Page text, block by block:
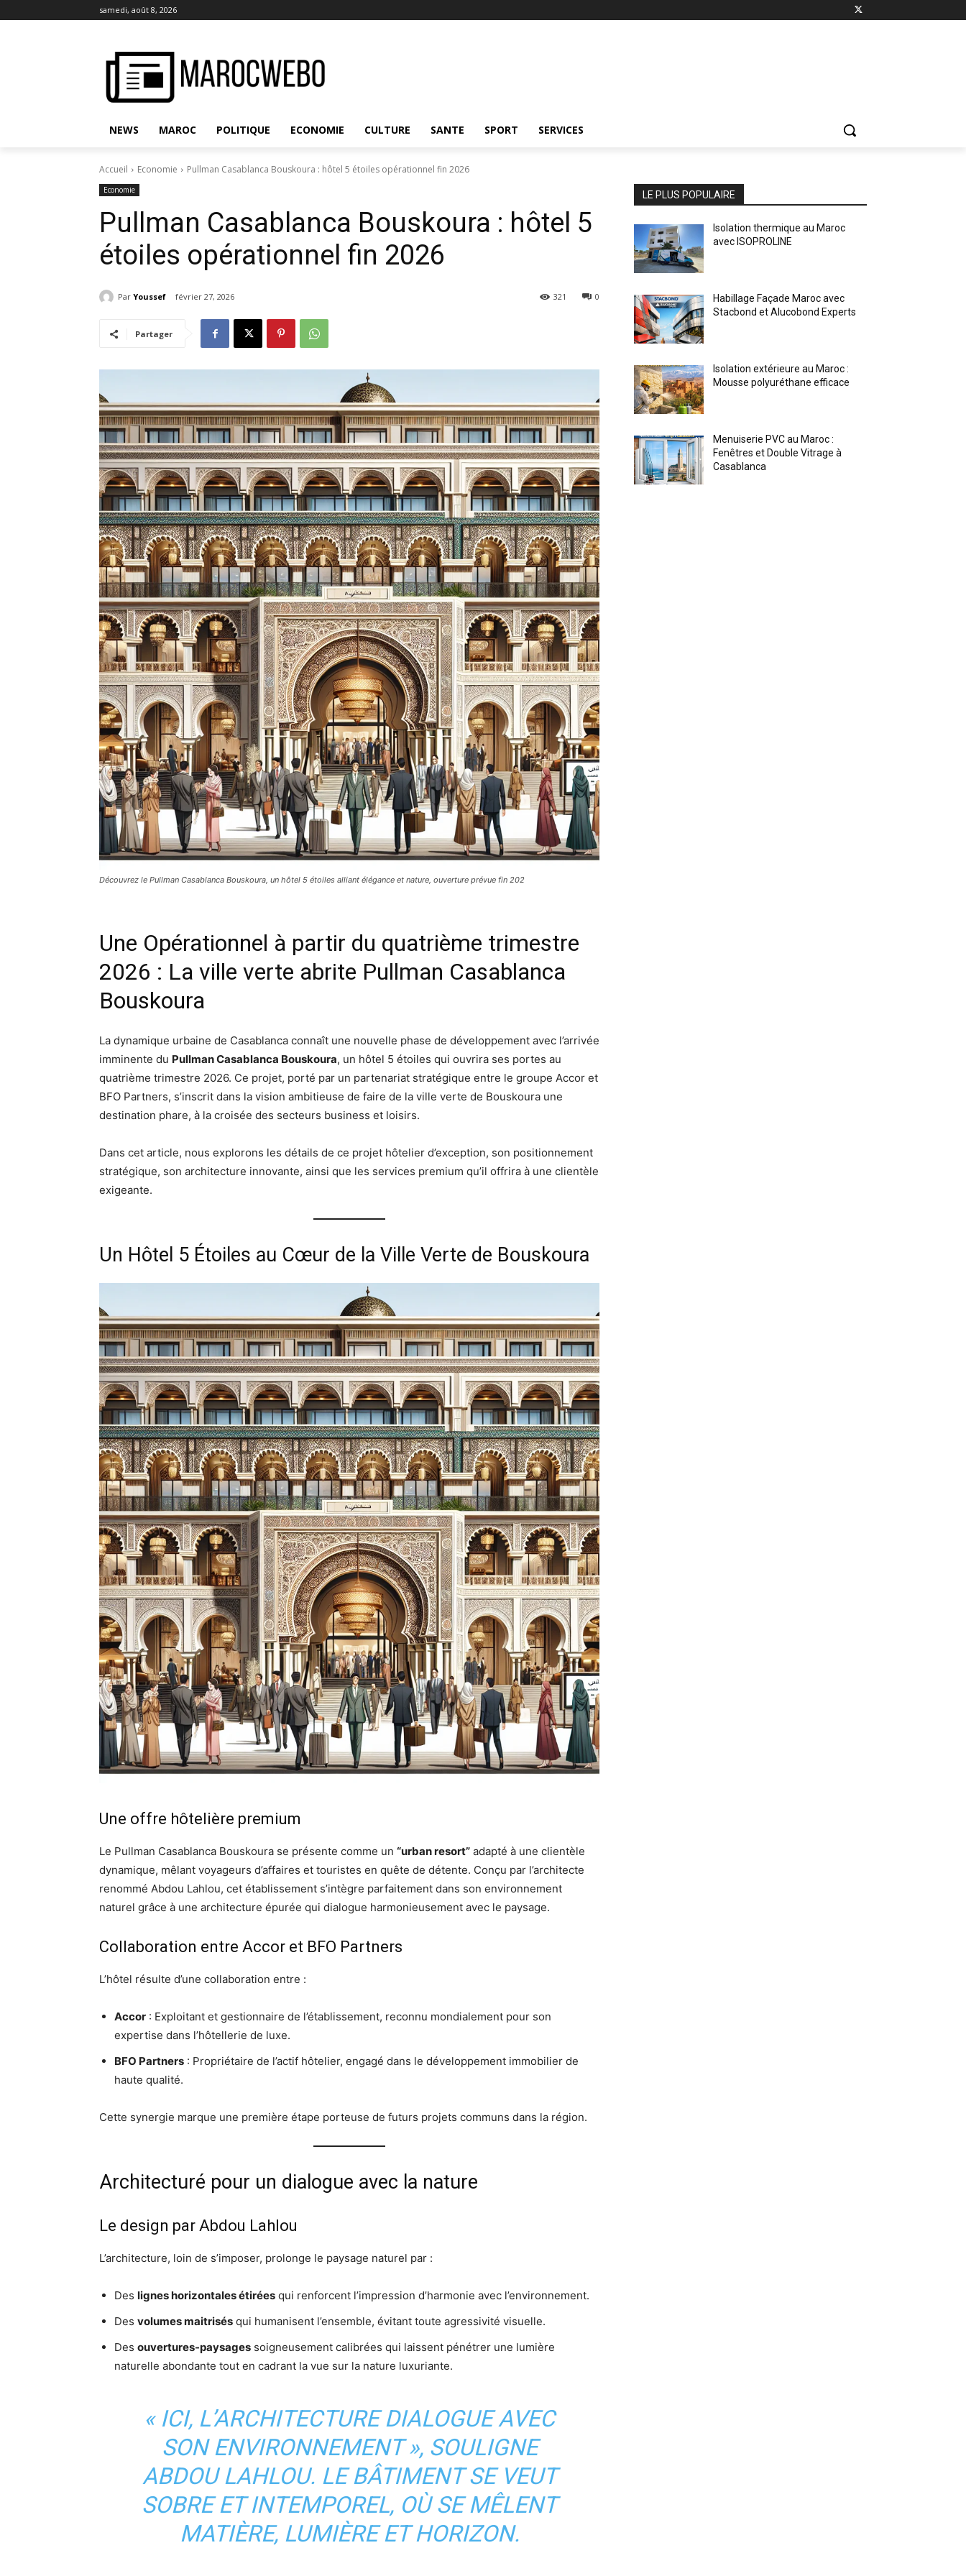
samedi, août 8, 2026
NEWS MAROC POLITIQUE ECONOMIE CULTURE SANTE SPORT SERVICES
Accueil Economie Pullman Casablanca Bouskoura : hôtel 5 étoiles opérationnel fin 2026
Economie
Pullman Casablanca Bouskoura : hôtel 5
étoiles opérationnel fin 2026
Par Youssef février 27, 2026 0
321
Partager
Découvrez le Pullman Casablanca Bouskoura, un hôtel 5 étoiles alliant élégance et nature, ouverture prévue fin 202
Une Opérationnel à partir du quatrième trimestre
2026 : La ville verte abrite Pullman Casablanca
Bouskoura
La dynamique urbaine de Casablanca connaît une nouvelle phase de développement avec l’arrivée
imminente du Pullman Casablanca Bouskoura, un hôtel 5 étoiles qui ouvrira ses portes au
quatrième trimestre 2026. Ce projet, porté par un partenariat stratégique entre le groupe Accor et
BFO Partners, s’inscrit dans la vision ambitieuse de faire de la ville verte de Bouskoura une
destination phare, à la croisée des secteurs business et loisirs.
Dans cet article, nous explorons les détails de ce projet hôtelier d’exception, son positionnement
stratégique, son architecture innovante, ainsi que les services premium qu’il offrira à une clientèle
exigeante.
Un Hôtel 5 Étoiles au Cœur de la Ville Verte de Bouskoura
Une offre hôtelière premium
Le Pullman Casablanca Bouskoura se présente comme un “urban resort” adapté à une clientèle
dynamique, mêlant voyageurs d’affaires et touristes en quête de détente. Conçu par l’architecte
renommé Abdou Lahlou, cet établissement s’intègre parfaitement dans son environnement
naturel grâce à une architecture épurée qui dialogue harmonieusement avec le paysage.
Collaboration entre Accor et BFO Partners
L’hôtel résulte d’une collaboration entre :
Accor : Exploitant et gestionnaire de l’établissement, reconnu mondialement pour son
expertise dans l’hôtellerie de luxe.
BFO Partners : Propriétaire de l’actif hôtelier, engagé dans le développement immobilier de
haute qualité.
Cette synergie marque une première étape porteuse de futurs projets communs dans la région.
Architecturé pour un dialogue avec la nature
Le design par Abdou Lahlou
L’architecture, loin de s’imposer, prolonge le paysage naturel par :
Des lignes horizontales étirées qui renforcent l’impression d’harmonie avec l’environnement.
Des volumes maitrisés qui humanisent l’ensemble, évitant toute agressivité visuelle.
Des ouvertures-paysages soigneusement calibrées qui laissent pénétrer une lumière
naturelle abondante tout en cadrant la vue sur la nature luxuriante.
« ICI, L’ARCHITECTURE DIALOGUE AVEC
SON ENVIRONNEMENT », SOULIGNE
ABDOU LAHLOU. LE BÂTIMENT SE VEUT
SOBRE ET INTEMPOREL, OÙ SE MÊLENT
MATIÈRE, LUMIÈRE ET HORIZON.
LE PLUS POPULAIRE
Isolation thermique au Maroc
avec ISOPROLINE
Habillage Façade Maroc avec
Stacbond et Alucobond Experts
Isolation extérieure au Maroc :
Mousse polyuréthane efficace
Menuiserie PVC au Maroc :
Fenêtres et Double Vitrage à
Casablanca